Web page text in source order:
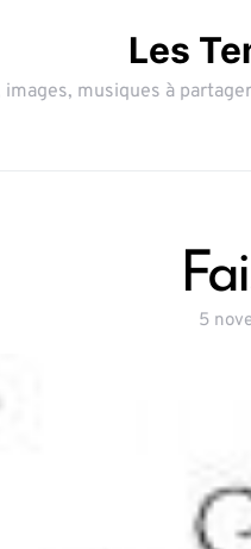
Les
images, musiques à
5